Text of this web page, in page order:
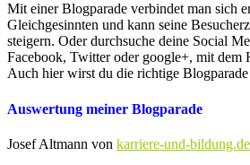
Mit einer Blogparade verbindet man sich
Gleichgesinnten und kann seine
steigern. Oder durchsuche deine Social
Facebook, Twitter oder google+, mit dem
Auch hier wirst du die richtige
Auswertung meiner Blogparade
Josef Altmann von karriere-und-bildung.de